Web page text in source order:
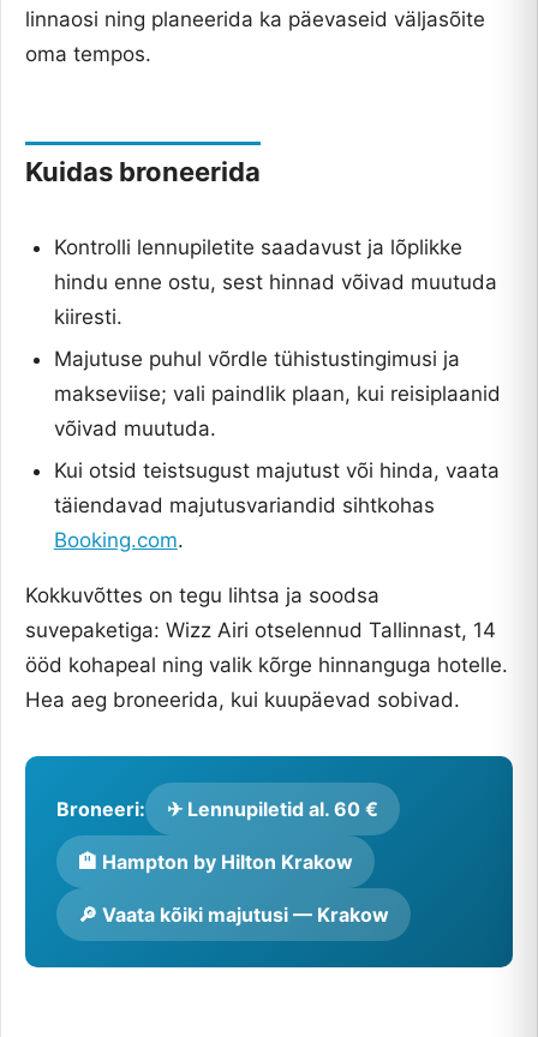
linnaosi ning planeerida ka päevaseid väljasõite
oma tempos.
Kuidas broneerida
Kontrolli lennupiletite saadavust ja lõplikke
hindu enne ostu, sest hinnad võivad muutuda
kiiresti.
Majutuse puhul võrdle tühistustingimusi ja
makseviise; vali paindlik plaan, kui reisiplaanid
võivad muutuda.
Kui otsid teistsugust majutust või hinda, vaata
täiendavad majutusvariandid sihtkohas
Booking.com.
Kokkuvõttes on tegu lihtsa ja soodsa
suvepaketiga: Wizz Airi otselennud Tallinnast, 14
ööd kohapeal ning valik kõrge hinnanguga hotelle.
Hea aeg broneerida, kui kuupäevad sobivad.
Broneeri: ✈ Lennupiletid al. 60 €
🏨 Hampton by Hilton Krakow
🔎 Vaata kõiki majutusi — Krakow